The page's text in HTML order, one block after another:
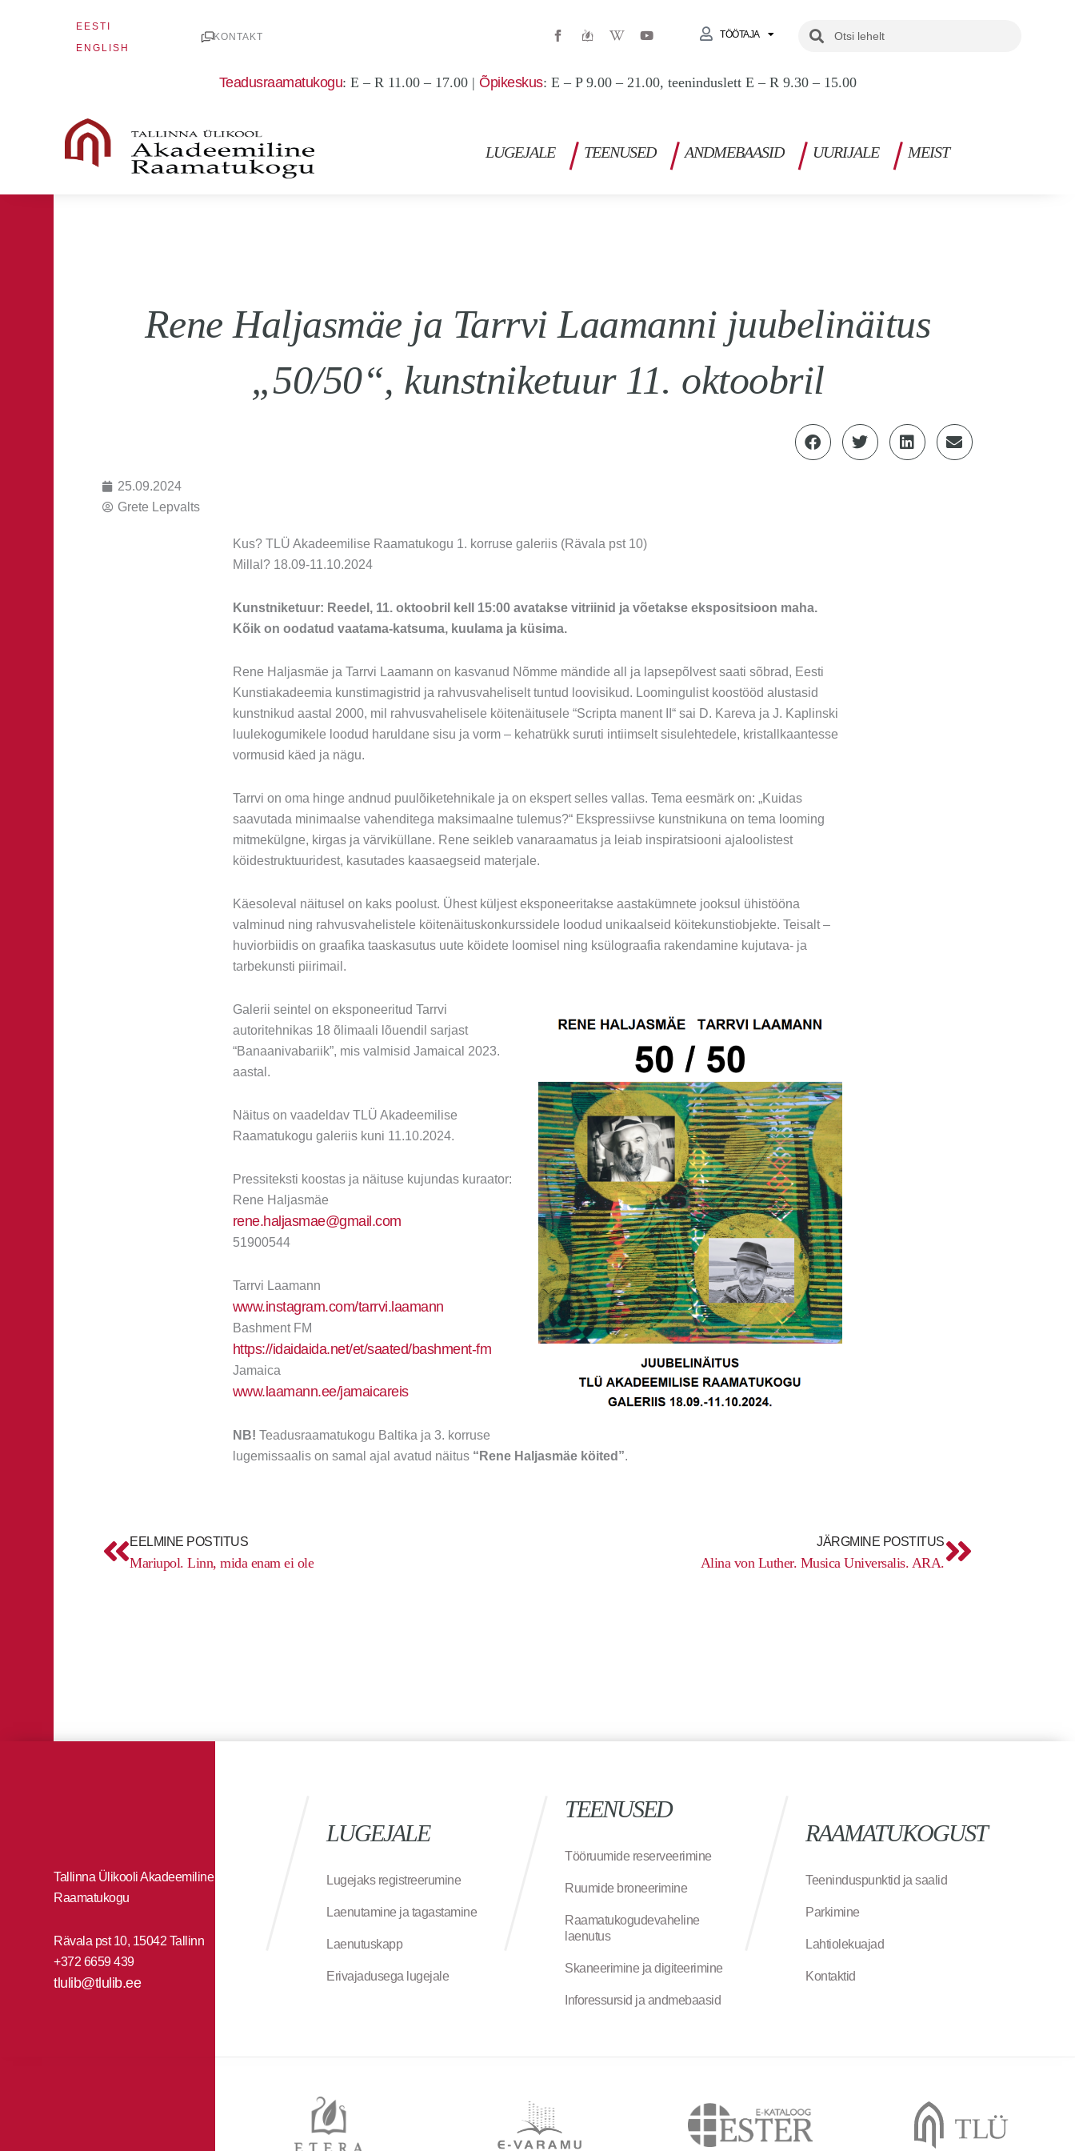
EESTI
ENGLISH
KONTAKT
W
i
e
w
Y
o
u
b
TÖÖTAJA SearchSearch
Teadusraamatukogu: E – R 11.00 – 17.00 | Õpikeskus: E – P 9.00 – 21.00, teeninduslett E – R 9.30 – 15.00
LUGEJALE TEENUSED ANDMEBAASID UURIJALE MEIST
Rene Haljasmäe ja Tarrvi Laamanni juubelinäitus
„50/50“, kunstniketuur 11. oktoobril
25.09.2024
Grete Lepvalts
Kus? TLÜ Akadeemilise Raamatukogu 1. korruse galeriis (Rävala pst 10)
Millal? 18.09-11.10.2024
Kunstniketuur: Reedel, 11. oktoobril kell 15:00 avatakse vitriinid ja võetakse ekspositsioon maha.
Kõik on oodatud vaatama-katsuma, kuulama ja küsima.
Rene Haljasmäe ja Tarrvi Laamann on kasvanud Nõmme mändide all ja lapsepõlvest saati sõbrad, Eesti
Kunstiakadeemia kunstimagistrid ja rahvusvaheliselt tuntud loovisikud. Loomingulist koostööd alustasid
kunstnikud aastal 2000, mil rahvusvahelisele köitenäitusele “Scripta manent II“ sai D. Kareva ja J. Kaplinski
luulekogumikele loodud haruldane sisu ja vorm – kehatrükk suruti intiimselt sisulehtedele, kristallkaantesse
vormusid käed ja nägu.
Tarrvi on oma hinge andnud puulõiketehnikale ja on ekspert selles vallas. Tema eesmärk on: „Kuidas
saavutada minimaalse vahenditega maksimaalne tulemus?“ Ekspressiivse kunstnikuna on tema looming
mitmekülgne, kirgas ja värviküllane. Rene seikleb vanaraamatus ja leiab inspiratsiooni ajaloolistest
köidestruktuuridest, kasutades kaasaegseid materjale.
Käesoleval näitusel on kaks poolust. Ühest küljest eksponeeritakse aastakümnete jooksul ühistööna
valminud ning rahvusvahelistele köitenäituskonkurssidele loodud unikaalseid köitekunstiobjekte. Teisalt –
huviorbiidis on graafika taaskasutus uute köidete loomisel ning ksülograafia rakendamine kujutava- ja
tarbekunsti piirimail.
Galerii seintel on eksponeeritud Tarrvi
autoritehnikas 18 õlimaali lõuendil sarjast
“Banaanivabariik”, mis valmisid Jamaical 2023.
aastal.
Näitus on vaadeldav TLÜ Akadeemilise
Raamatukogu galeriis kuni 11.10.2024.
Pressiteksti koostas ja näituse kujundas kuraator:
Rene Haljasmäe
rene.haljasmae@gmail.com
51900544
Tarrvi Laamann
www.instagram.com/tarrvi.laamann
Bashment FM
https://idaidaida.net/et/saated/bashment-fm
Jamaica
www.laamann.ee/jamaicareis
NB! Teadusraamatukogu Baltika ja 3. korruse
lugemissaalis on samal ajal avatud näitus “Rene Haljasmäe köited”.
EELMINE POSTITUS
Mariupol. Linn, mida enam ei ole
JÄRGMINE POSTITUS
Alina von Luther. Musica Universalis. ARA.
Tallinna Ülikooli Akadeemiline
Raamatukogu
Rävala pst 10, 15042 Tallinn
+372 6659 439
tlulib@tlulib.ee
LUGEJALE
Lugejaks registreerumine
Laenutamine ja tagastamine
Laenutuskapp
Erivajadusega lugejale
TEENUSED
Tööruumide reserveerimine
Ruumide broneerimine
Raamatukogudevaheline
laenutus
Skaneerimine ja digiteerimine
Inforessursid ja andmebaasid
RAAMATUKOGUST
Teeninduspunktid ja saalid
Parkimine
Lahtiolekuajad
Kontaktid